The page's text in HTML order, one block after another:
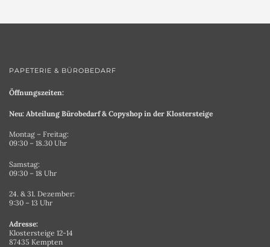
PAPETERIE & BÜROBEDARF
Öffnungszeiten:
Neu: Abteilung Bürobedarf & Copyshop in der Klostersteige
Montag – Freitag:
09:30 – 18.30 Uhr
Samstag:
09:30 – 18 Uhr
24. & 31. Dezember:
9:30 – 13 Uhr
Adresse:
Klostersteige 12-14
87435 Kempten